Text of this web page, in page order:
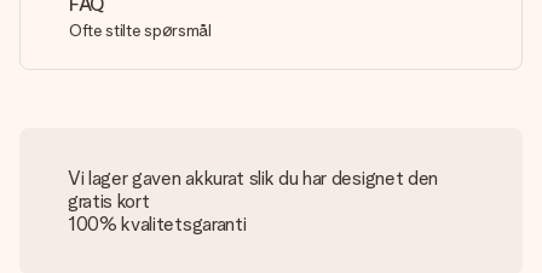
Ofte stilte spørsmål
Vi lager gaven akkurat slik du har designet den
gratis kort
100% kvalitetsgaranti